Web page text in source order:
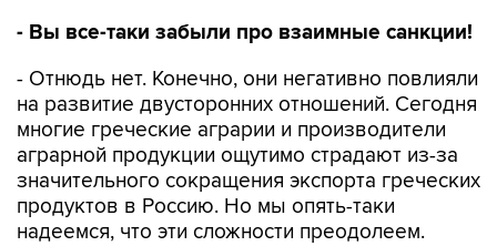
- Вы все-таки забыли про взаимные санкции!
- Отнюдь нет. Конечно, они негативно повлияли
на развитие двусторонних отношений. Сегодня
многие греческие аграрии и производители
аграрной продукции ощутимо страдают из-за
значительного сокращения экспорта греческих
продуктов в Россию. Но мы опять-таки
надеемся, что эти сложности преодолеем.